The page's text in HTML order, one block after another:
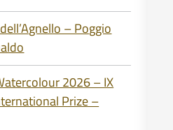
– Poggio
2026 – IX
Prize –